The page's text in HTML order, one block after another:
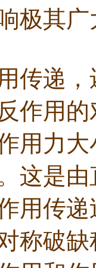
极其
传递
作用
用力
这是
用传
称破